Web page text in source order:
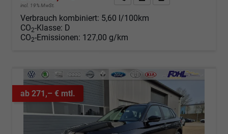
incl. 19% MwSt.
Verbrauch kombiniert: 5,60 l/100km
CO2-Klasse: D
CO2-Emissionen: 127,00 g/km
ab 271,– € mtl.